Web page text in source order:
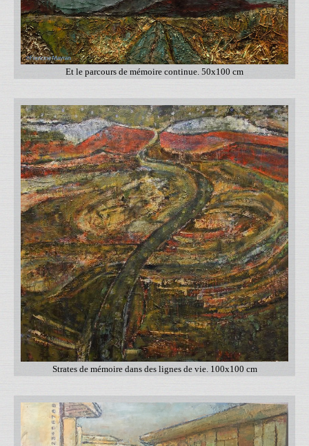
Et le parcours de mémoire continue. 50x100 cm
Strates de mémoire dans des lignes de vie. 100x100 cm